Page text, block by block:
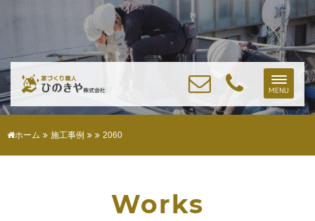
Toggle
MENU
ホーム 施工事例 2060
Works